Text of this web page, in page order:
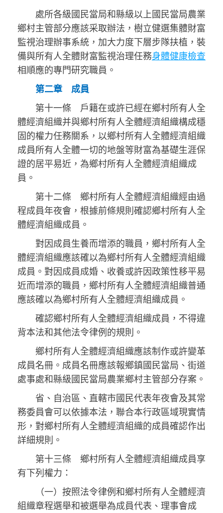
處所各級國民當局和縣級以上國民當局農業
鄉村主管部分應該采取辦法，樹立健選集體財富
監視治理辦事系統，加大力度下層步隊扶植，裝
備與所有人全體財富監視治理任務身體健康檢查
相順應的專門研究職員。
第二章 成員
第十一條 戶籍在或許已經在鄉村所有人全
體經濟組織并與鄉村所有人全體經濟組織構成穩
固的權力任務關系，以鄉村所有人全體經濟組織
成員所有人全體一切的地盤等財富為基礎生涯保
證的居平易近，為鄉村所有人全體經濟組織成
員。
第十二條 鄉村所有人全體經濟組織經由過
程成員年夜會，根據前條規則確認鄉村所有人全
體經濟組織成員。
對因成員生養而增添的職員，鄉村所有人全
體經濟組織應該確以為鄉村所有人全體經濟組織
成員。對因成員成婚、收養或許因政策性移平易
近而增添的職員，鄉村所有人全體經濟組織普通
應該確以為鄉村所有人全體經濟組織成員。
確認鄉村所有人全體經濟組織成員，不得違
背本法和其他法令律例的規則。
鄉村所有人全體經濟組織應該制作或許變革
成員名冊。成員名冊應該報鄉鎮國民當局、街道
處事處和縣級國民當局農業鄉村主管部分存案。
省、自治區、直轄市國民代表年夜會及其常
務委員會可以依據本法，聯合本行政區域現實情
形，對鄉村所有人全體經濟組織的成員確認作出
詳細規則。
第十三條 鄉村所有人全體經濟組織成員享
有下列權力：
（一）按照法令律例和鄉村所有人全體經濟
組織章程選舉和被選舉為成員代表、理事會成